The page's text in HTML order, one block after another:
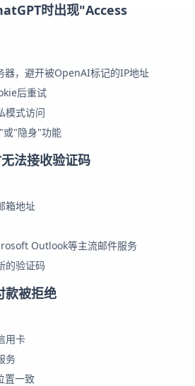
时出现"Access
器，避开被OpenAI标记的IP地址
后重试
模式访问
或"隐身"功能
法接收验证码
箱地址
Outlook等主流邮件服务
的验证码
款被拒绝
用卡
务
置一致